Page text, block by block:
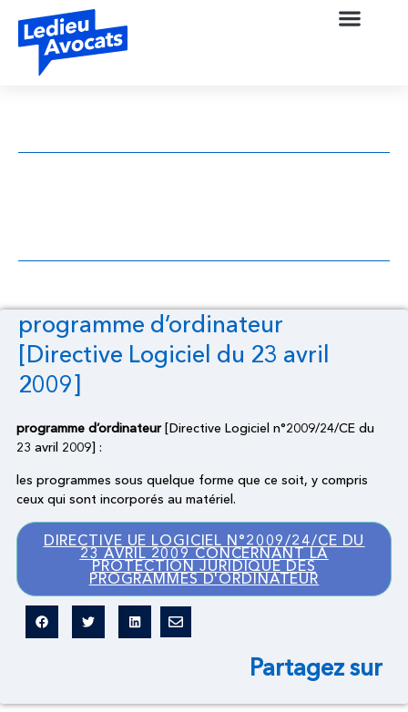
programme d’ordinateur
[Directive Logiciel du 23 avril
2009]
programme d’ordinateur[Directive Logiciel n°2009/24/CE du
23 avril 2009] :
les programmes sous quelque forme que ce soit, y compris
ceux qui sont incorporés au matériel.
DIRECTIVE UE LOGICIEL N°2009/24/CE DU
23 AVRIL 2009 CONCERNANT LA
PROTECTION JURIDIQUE DES
PROGRAMMES D'ORDINATEUR
Partagez sur